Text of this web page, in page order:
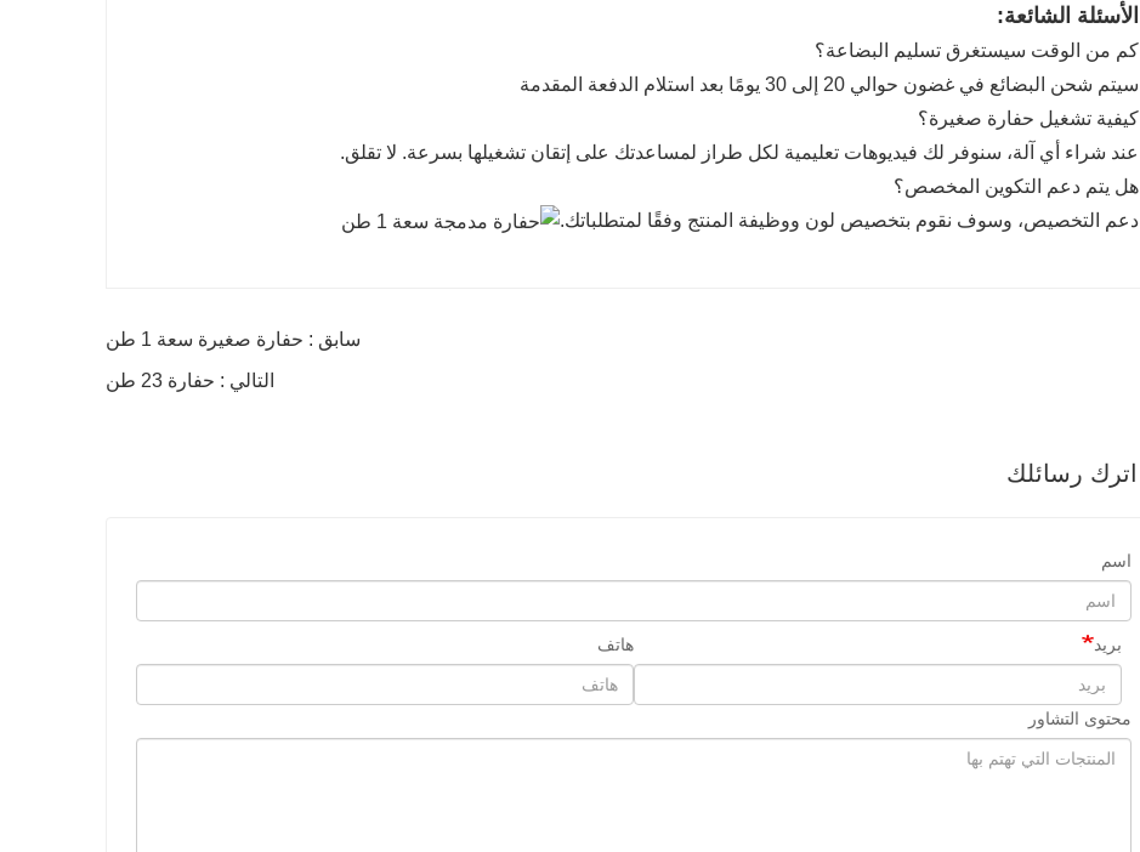
الأسئلة الشائعة:
كم من الوقت سيستغرق تسليم البضاعة؟
سيتم شحن البضائع في غضون حوالي 20 إلى 30 يومًا بعد استلام الدفعة المقدمة
كيفية تشغيل حفارة صغيرة؟
عند شراء أي آلة، سنوفر لك فيديوهات تعليمية لكل طراز لمساعدتك على إتقان تشغيلها بسرعة. لا تقلق.
هل يتم دعم التكوين المخصص؟
دعم التخصيص، وسوف نقوم بتخصيص لون ووظيفة المنتج وفقًا لمتطلباتك.
سابق : حفارة صغيرة سعة 1 طن
التالي : حفارة 23 طن
اترك رسائلك
اسم
بريد هاتف
محتوى التشاور